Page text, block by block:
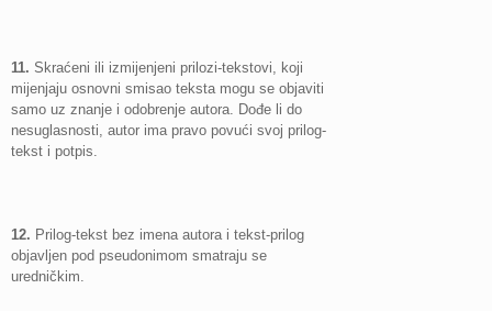
11. Skraćeni ili izmijenjeni prilozi-tekstovi, koji
mijenjaju osnovni smisao teksta mogu se objaviti
samo uz znanje i odobrenje autora. Dođe li do
nesuglasnosti, autor ima pravo povući svoj prilog-
tekst i potpis.
12. Prilog-tekst bez imena autora i tekst-prilog
objavljen pod pseudonimom smatraju se
uredničkim.